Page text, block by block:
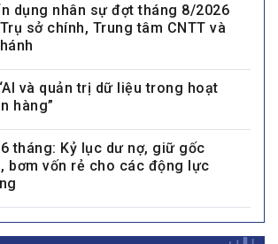
dụng nhân sự đợt tháng 8/2026
sở chính, Trung tâm CNTT và
và quản trị dữ liệu trong hoạt
hàng”
tháng: Kỷ lục dư nợ, giữ gốc
bơm vốn rẻ cho các động lực